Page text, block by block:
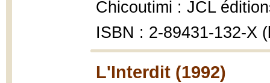
Chicoutimi : JCL
ISBN : 2-89431-132-X
L'Interdit (1992)